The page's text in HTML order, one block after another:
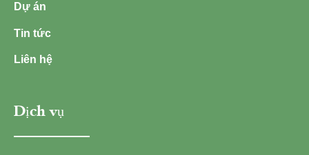
Dự án
Tin tức
Liên hệ
Dịch vụ